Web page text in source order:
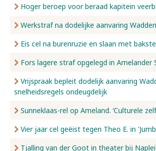
Hoger beroep voor beraad kapitein
Werkstraf na dodelijke aanvaring
Eis cel na burenruzie en slaan met
Fors lagere straf opgelegd in Amelander
Vrijspraak bepleit dodelijk aanvaring
snelheidsregels ondeugdelijk
Sunneklaas-rel op Ameland. ‘Culturele
Vier jaar cel geëist tegen Theo E. in
Tjalling van der Goot in theater bij